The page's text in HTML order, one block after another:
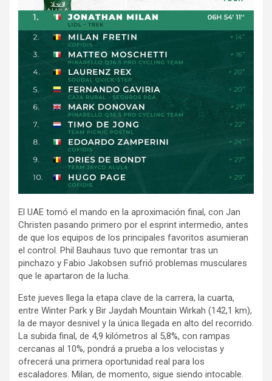
El UAE tomó el mando en la aproximación final, con Jan
Christen pasando primero por el esprint intermedio, antes
de que los equipos de los principales favoritos asumieran
el control. Phil Bauhaus tuvo que remontar tras un
pinchazo y Fabio Jakobsen sufrió problemas musculares
que le apartaron de la lucha.
Este jueves llega la etapa clave de la carrera, la cuarta,
entre Winter Park y Bir Jaydah Mountain Wirkah (142,1 km),
la de mayor desnivel y la única llegada en alto del recorrido.
La subida final, de 4,9 kilómetros al 5,8%, con rampas
cercanas al 10%, pondrá a prueba a los velocistas y
ofrecerá una primera oportunidad real para los
escaladores. Milan, de momento, sigue siendo intocable.